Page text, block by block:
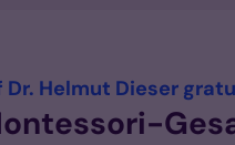
Dr. Helmut Dieser